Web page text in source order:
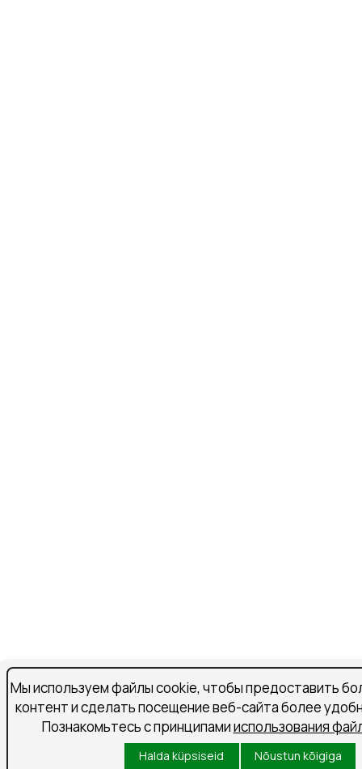
Мы используем файлы cookie, чтобы предоставить
контент и сделать посещение веб-сайта более
Познакомьтесь с принципамииспользования
Halda küpsiseid Nõustun kõigiga